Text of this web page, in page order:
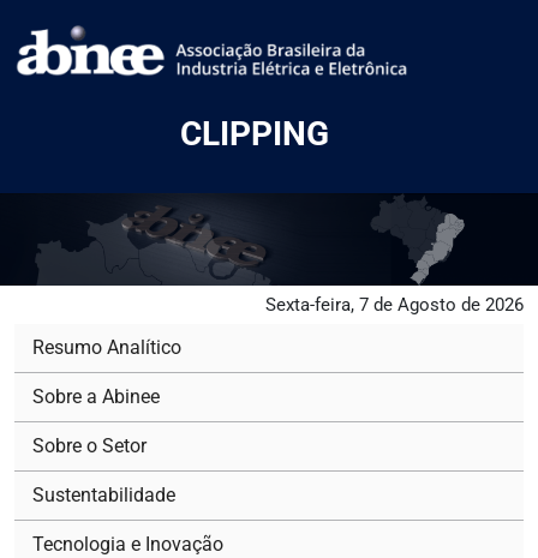
CLIPPING
Sexta-feira, 7 de Agosto de 2026
Resumo Analítico
Sobre a Abinee
Sobre o Setor
Sustentabilidade
Tecnologia e Inovação